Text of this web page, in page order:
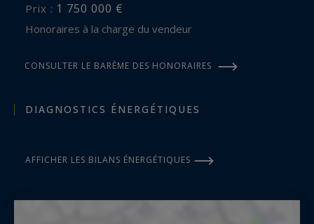
Prix : 1 750 000 €
Honoraires à la charge du vendeur
CONSULTER LE BARÈME DES HONORAIRES
DIAGNOSTICS ÉNERGÉTIQUES
AFFICHER LES BILANS ÉNERGÉTIQUES